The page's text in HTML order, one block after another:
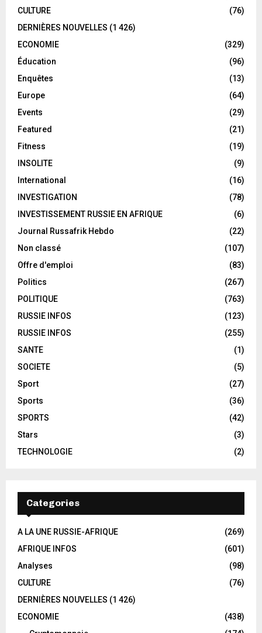
CULTURE
(76)
DERNIÈRES NOUVELLES (1 426)
ECONOMIE
(329)
Éducation
(96)
Enquêtes
(13)
Europe
(64)
Events
(29)
Featured
(21)
Fitness
(19)
INSOLITE
(9)
International
(16)
INVESTIGATION
(78)
INVESTISSEMENT RUSSIE EN AFRIQUE
(6)
Journal Russafrik Hebdo
(22)
Non classé
(107)
Offre d'emploi
(83)
Politics
(267)
POLITIQUE
(763)
RUSSIE INFOS
(123)
RUSSIE INFOS
(255)
SANTE
(1)
SOCIETE
(5)
Sport
(27)
Sports
(36)
SPORTS
(42)
Stars
(3)
TECHNOLOGIE
(2)
Categories
A LA UNE RUSSIE-AFRIQUE
(269)
AFRIQUE INFOS
(601)
Analyses
(98)
CULTURE
(76)
DERNIÈRES NOUVELLES (1 426)
ECONOMIE
(438)